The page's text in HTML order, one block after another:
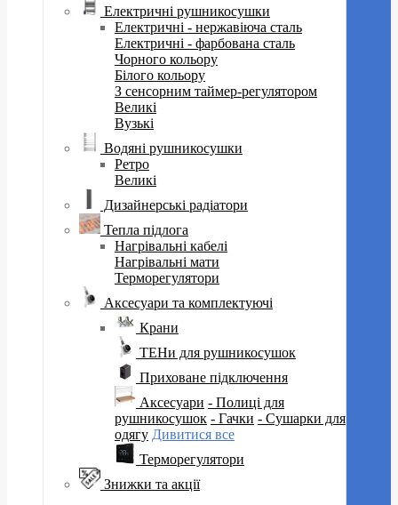
Електричні рушникосушки
Електричні - нержавіюча сталь
Електричні - фарбована сталь
Чорного кольору
Білого кольору
З сенсорним таймер-регулятором
Великі
Вузькі
Водяні рушникосушки
Ретро
Великі
Дизайнерські радіатори
Тепла підлога
Нагрівальні кабелі
Нагрівальні мати
Терморегулятори
Аксесуари та комплектуючі
Крани
ТЕНи для рушникосушок
Приховане підключення
Аксесуари - Полиці для
рушникосушок - Гачки - Сушарки для
одягу Дивитися все
Терморегулятори
Знижки та акції